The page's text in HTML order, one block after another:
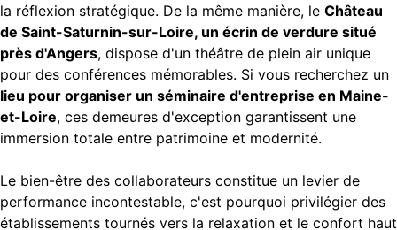
la réflexion stratégique. De la même manière, le Château
de Saint-Saturnin-sur-Loire, un écrin de verdure situé
près d'Angers, dispose d'un théâtre de plein air unique
pour des conférences mémorables. Si vous recherchez un
lieu pour organiser un séminaire d'entreprise en Maine-
et-Loire, ces demeures d'exception garantissent une
immersion totale entre patrimoine et modernité.
Le bien-être des collaborateurs constitue un levier de
performance incontestable, c'est pourquoi privilégier des
établissements tournés vers la relaxation et le confort haut